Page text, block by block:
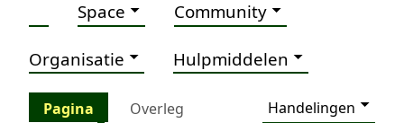
Space Community
Organisatie Hulpmiddelen
Pagina Overleg
Handelingen